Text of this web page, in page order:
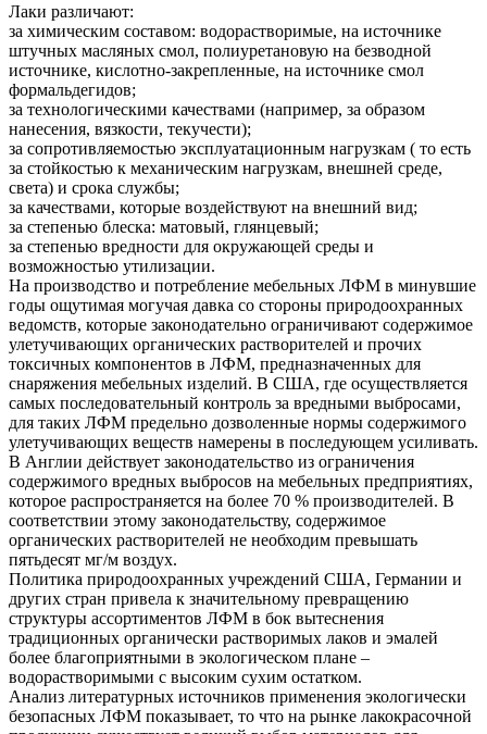
Лаки различают:
за химическим составом: водорастворимые, на источнике
штучных масляных смол, полиуретановую на безводной
источнике, кислотно-закрепленные, на источнике смол
формальдегидов;
за технологическими качествами (например, за образом
нанесения, вязкости, текучести);
за сопротивляемостью эксплуатационным нагрузкам ( то есть
за стойкостью к механическим нагрузкам, внешней среде,
света) и срока службы;
за качествами, которые воздействуют на внешний вид;
за степенью блеска: матовый, глянцевый;
за степенью вредности для окружающей среды и
возможностью утилизации.
На производство и потребление мебельных ЛФМ в минувшие
годы ощутимая могучая давка со стороны природоохранных
ведомств, которые законодательно ограничивают содержимое
улетучивающих органических растворителей и прочих
токсичных компонентов в ЛФМ, предназначенных для
снаряжения мебельных изделий. В США, где осуществляется
самых последовательный контроль за вредными выбросами,
для таких ЛФМ предельно дозволенные нормы содержимого
улетучивающих веществ намерены в последующем усиливать.
В Англии действует законодательство из ограничения
содержимого вредных выбросов на мебельных предприятиях,
которое распространяется на более 70 % производителей. В
соответствии этому законодательству, содержимое
органических растворителей не необходим превышать
пятьдесят мг/м воздух.
Политика природоохранных учреждений США, Германии и
других стран привела к значительному превращению
структуры ассортиментов ЛФМ в бок вытеснения
традиционных органически растворимых лаков и эмалей
более благоприятными в экологическом плане –
водорастворимыми с высоким сухим остатком.
Анализ литературных источников применения экологически
безопасных ЛФМ показывает, то что на рынке лакокрасочной